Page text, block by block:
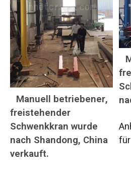
Manuell betriebener,
freistehender
Schwenkkran wurde
nach Shandong, China
verkauft.